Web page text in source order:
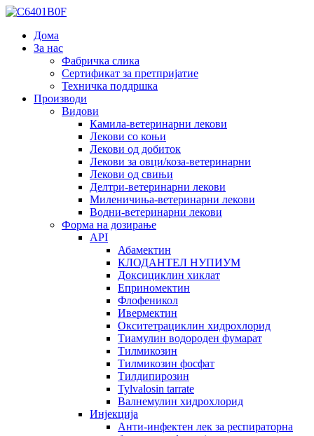
Дома
За нас
Фабричка слика
Сертификат за претпријатие
Техничка поддршка
Производи
Видови
Камила-ветеринарни лекови
Лекови со коњи
Лекови од добиток
Лекови за овци/коза-ветеринарни
Лекови од свињи
Делтри-ветеринарни лекови
Миленичиња-ветеринарни лекови
Водни-ветеринарни лекови
Форма на дозирање
API
Абамектин
КЛОДАНТЕЛ НУПИУМ
Доксициклин хиклат
Еприномектин
Флофеникол
Ивермектин
Окситетрациклин хидрохлорид
Тиамулин водороден фумарат
Тилмикозин
Тилмикозин фосфат
Тилдипирозин
Tylvalosin tarrate
Валнемулин хидрохлорид
Инјекција
Анти-инфектен лек за респираторна